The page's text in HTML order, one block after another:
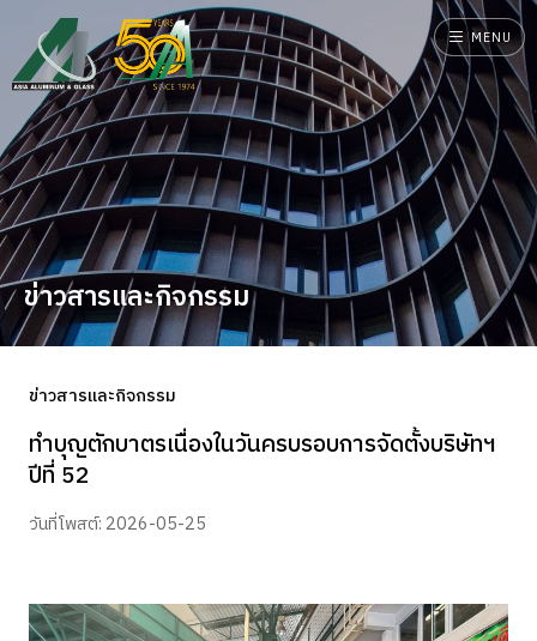
MENU
ข่าวสารและกิจกรรม
ข่าวสารและกิจกรรม
ทำบุญตักบาตรเนื่องในวันครบรอบการจัดตั้งบริษัทฯ
ปีที่ 52
วันที่โพสต์: 2026-05-25